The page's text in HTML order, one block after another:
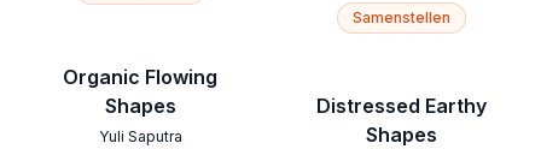
Organic Flowing
Shapes
Yuli Saputra
Samenstellen
Distressed Earthy
Shapes